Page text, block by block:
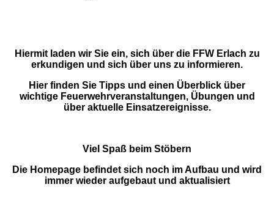
Hiermit laden wir Sie ein, sich über die FFW Erlach zu
erkundigen und sich über uns zu informieren.
Hier finden Sie Tipps und einen Überblick über
wichtige Feuerwehrveranstaltungen, Übungen und
über aktuelle Einsatzereignisse.
Viel Spaß beim Stöbern
Die Homepage befindet sich noch im Aufbau und wird
immer wieder aufgebaut und aktualisiert